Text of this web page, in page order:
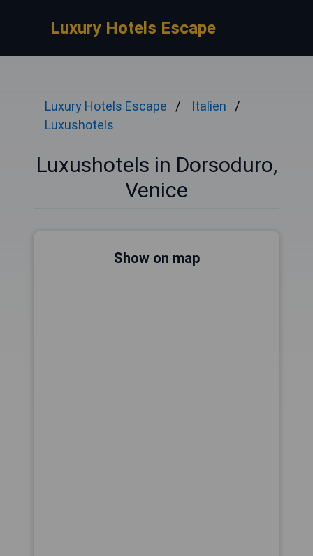
Luxury Hotels Escape
Luxury Hotels Escape
Italien
Luxushotels
Luxushotels in Dorsoduro,
Venice
Show on map